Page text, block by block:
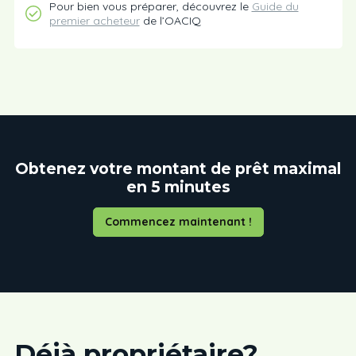
Pour bien vous préparer, découvrez le Guide du
premier acheteurde l’OACIQ
Obtenez votre montant de prêt maximal
en 5 minutes
Commencez maintenant !